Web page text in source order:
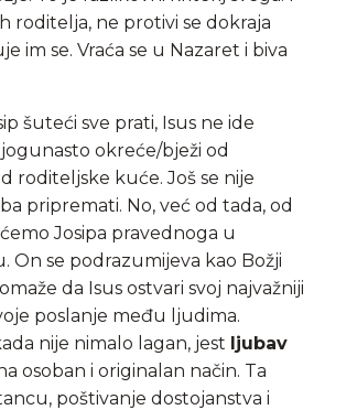
roditelja, ne protivi se dokraja
im se. Vraća se u Nazaret i biva
šuteći sve prati, Isus ne ide
okreće/bježi od
roditeljske kuće. Još se nije
pripremati. No, već od tada, od
Josipa pravednoga u
se podrazumijeva kao Božji
da Isus ostvari svoj najvažniji
poslanje među ljudima.
nije nimalo lagan, jest ljubav
osoban i originalan način. Ta
poštivanje dostojanstva i